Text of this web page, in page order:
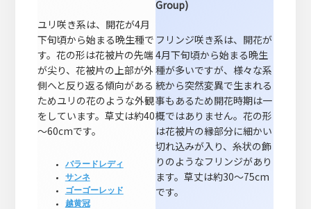
ユリ咲き系は、開花が4月
下旬頃から始まる晩生種で
す。花の形は花被片の先端
が尖り、花被片の上部が外
側へと反り返る傾向がある
ためユリの花のような外観
をしています。草丈は約40
～60cmです。
バラードレディ
サンネ
ゴーゴーレッド
越黄冠
Group)
フリンジ咲き系は、開花が
4月下旬頃から始まる晩生
種が多いですが、様々な系
統から突然変異で生まれる
事もあるため開花時期は一
概ではありません。花の形
は花被片の縁部分に細かい
切れ込みが入り、糸状の飾
りのようなフリンジがあり
ます。草丈は約30～75cm
です。